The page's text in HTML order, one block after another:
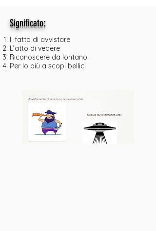
Significato:
Il fatto di avvistare
L’atto di vedere
Riconoscere da lontano
Per lo più a scopi bellici